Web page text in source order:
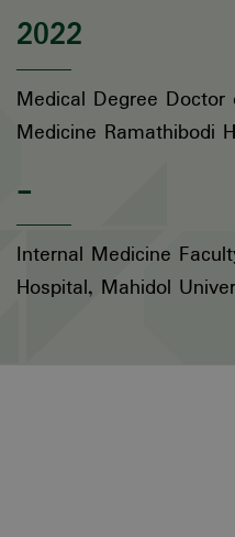
2022
Medical Degree
Medicine Ramathibodi
-
Internal Medicine
Hospital, Mahidol